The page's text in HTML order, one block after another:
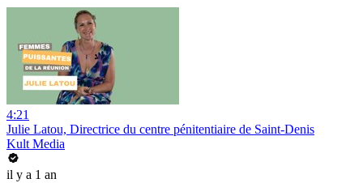
4:21
Julie Latou, Directrice du centre pénitentiaire de Saint-Denis
Kult Media
il y a 1 an